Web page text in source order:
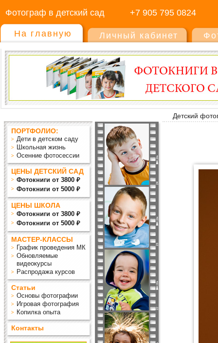
Фотограф в детский сад +7 905 795 0824
На главную Личный кабинет
Детский
ПОРТФОЛИО:
Дети в детском саду
Школьная жизнь
Осенние фотосессии
ЦЕНЫ ДЕТСКИЙ САД
Фотокниги от 3800 ₽
Фотокниги от 5000 ₽
ЦЕНЫ ШКОЛА
Фотокниги от 3800 ₽
Фотокниги от 5000 ₽
МАСТЕР-КЛАССЫ
График проведения МК
Обновляемые
видеокурсы
Распродажа курсов
Статьи
Основы фотографии
Игровая фотография
Копилка опыта
Контакты